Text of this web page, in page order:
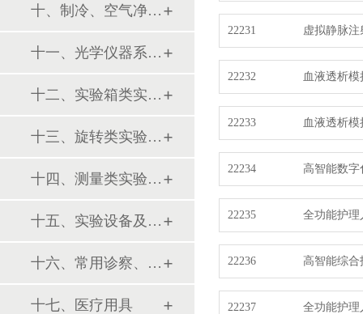
十、制冷、空气净化设备
十一、光学仪器系列设备
十二、实验箱类实验设备
十三、旋转类实验设备
十四、测量类实验设备
十五、实验设备及环保仪器
十六、常用诊察、检查器械
十七、医疗用具
22231 虚拟静脉
22232 血液透析模
22233 血液透析模
22234 高智能数
22235 全功能护理
22236 高智能综合
22237 全功能护理